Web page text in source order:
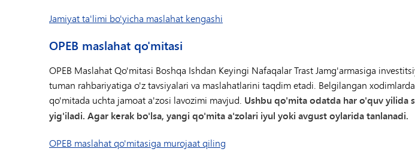
Jamiyat ta'limi bo'yicha maslahat kengashi
OPEB maslahat qo'mitasi
OPEB Maslahat Qo'mitasi Boshqa Ishdan Keyingi Nafaqalar Trast Jamg'armasiga
tuman rahbariyatiga o'z tavsiyalari va maslahatlarini taqdim etadi. Belgilangan
qo'mitada uchta jamoat a'zosi lavozimi mavjud. Ushbu qo'mita odatda har o'quv yilida
yig'iladi. Agar kerak bo'lsa, yangi qo'mita a'zolari iyul yoki avgust oylarida tanlanadi.
OPEB maslahat qo'mitasiga murojaat qiling